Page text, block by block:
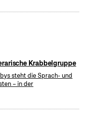
Krabbelgruppe
steht die Sprach- und
– in der